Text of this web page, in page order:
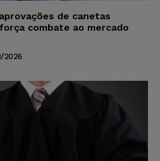
de canetas
combate ao mercado
2026